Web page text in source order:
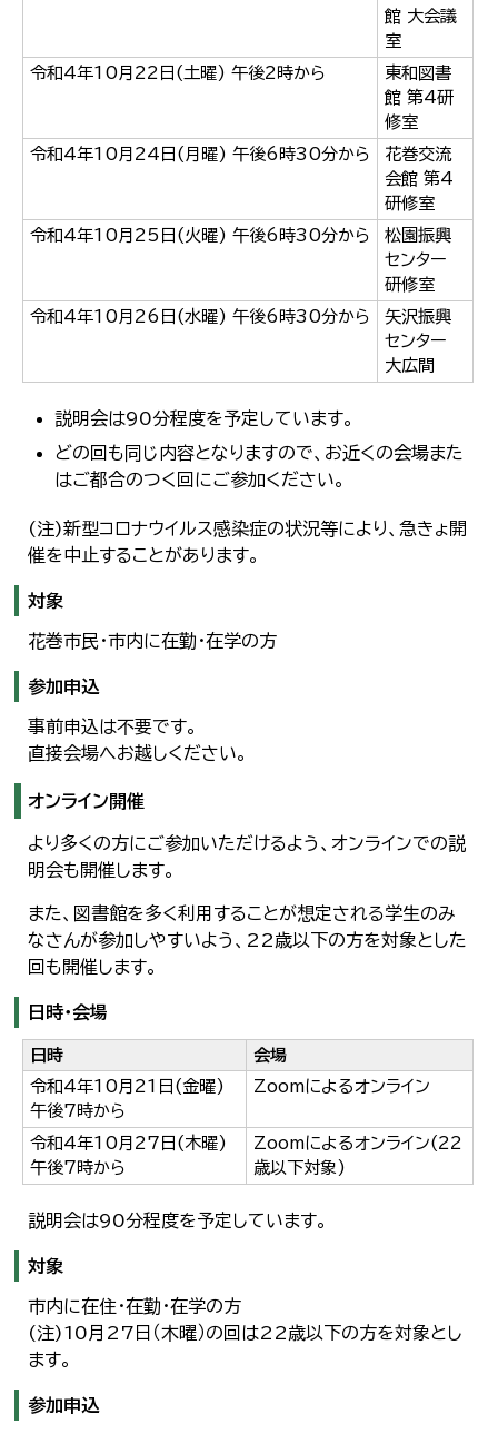
館 大会議
室
令和4年10月22日(土曜) 午後2時から
東和図書
館 第4研
修室
令和4年10月24日(月曜) 午後6時30分から
花巻交流
会館 第4
研修室
令和4年10月25日(火曜) 午後6時30分から
松園振興
センター
研修室
令和4年10月26日(水曜) 午後6時30分から
矢沢振興
センター
大広間
説明会は90分程度を予定しています。
どの回も同じ内容となりますので、お近くの会場また
はご都合のつく回にご参加ください。
(注)新型コロナウイルス感染症の状況等により、急きょ開
催を中止することがあります。
対象
花巻市民・市内に在勤・在学の方
参加申込
事前申込は不要です。
直接会場へお越しください。
オンライン開催
より多くの方にご参加いただけるよう、オンラインでの説
明会も開催します。
また、図書館を多く利用することが想定される学生のみ
なさんが参加しやすいよう、22歳以下の方を対象とした
回も開催します。
日時・会場
日時
会場
令和4年10月21日(金曜)
午後7時から
Zoomによるオンライン
令和4年10月27日(木曜)
午後7時から
Zoomによるオンライン(22
歳以下対象)
説明会は90分程度を予定しています。
対象
市内に在住・在勤・在学の方
(注)10月27日（木曜）の回は22歳以下の方を対象とし
ます。
参加申込